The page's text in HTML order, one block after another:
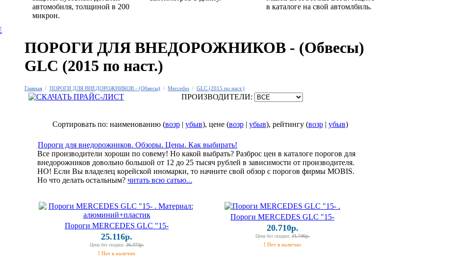
автомобиля, толщиной в 200
микрон.
в каталоге на свой автомлбиль.
ПОРОГИ ДЛЯ ВНЕДОРОЖНИКОВ - (Обвесы)
GLC (2015 по наст.)
Главная / ПОРОГИ ДЛЯ ВНЕДОРОЖНИКОВ - (Обвесы) / Mercedes / GLC (2015 по наст.)
ПРОИЗВОДИТЕЛИ:
Сортировать по: наименованию (возр| убыв), цене (возр| убыв), рейтингу (возр| убыв)
Пороги для внедорожников. Обзоры. Цены. Как выбирать!
Все производители хороши по совему! Но какой выбрать? Разброс цен в каталоге порогов для
внедорожников довольно большой от 12 до 25 тысяч рублей в зависимости от производителя.
НО! Если Вы владелец корейской иномарки, то начните свой обзор с порогов фирмы MOBIS.
Но что делать остальным? читать всю сатью...
Пороги MERCEDES GLC "15-
25.116р.
Цена без скидки:26.372р.
! Нет в наличии
Пороги MERCEDES GLC "15-
20.710р.
Цена без скидки:21.746р.
! Нет в наличии